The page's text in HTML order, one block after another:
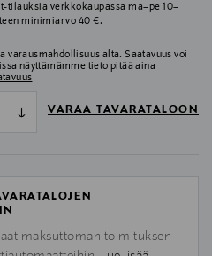
tilauksia verkkokaupassa ma–pe 10–
minimiarvo 40 €.
varausmahdollisuus alta. Saatavuus voi
näyttämämme tieto pitää aina
VARAA TAVARATALOON
maksuttoman toimituksen